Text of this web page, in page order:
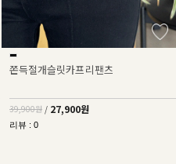
쫀득절개슬릿카프리팬츠
39,900원 / 27,900원
리뷰 : 0